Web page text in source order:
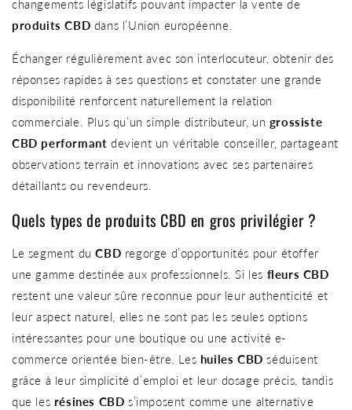
changements législatifs pouvant impacter la vente de
produits CBD dans l’Union européenne.
Échanger régulièrement avec son interlocuteur, obtenir des
réponses rapides à ses questions et constater une grande
disponibilité renforcent naturellement la relation
commerciale. Plus qu’un simple distributeur, un grossiste
CBD performant devient un véritable conseiller, partageant
observations terrain et innovations avec ses partenaires
détaillants ou revendeurs.
Quels types de produits CBD en gros privilégier ?
Le segment duCBD regorge d’opportunités pour étoffer
une gamme destinée aux professionnels. Si les fleurs CBD
restent une valeur sûre reconnue pour leur authenticité et
leur aspect naturel, elles ne sont pas les seules options
intéressantes pour une boutique ou une activité e-
commerce orientée bien-être. Les huiles CBD séduisent
grâce à leur simplicité d’emploi et leur dosage précis, tandis
que les résines CBD s’imposent comme une alternative